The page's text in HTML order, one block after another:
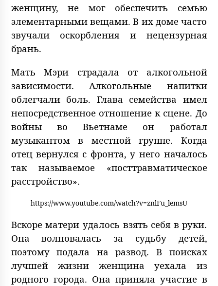
женщину, не мог обеспечить семью
элементарными вещами. В их доме часто
звучали оскорбления и нецензурная
брань.
Мать Мэри страдала от алкогольной
зависимости. Алкогольные напитки
облегчали боль. Глава семейства имел
непосредственное отношение к сцене. До
войны во Вьетнаме он работал
музыкантом в местной группе. Когда
отец вернулся с фронта, у него началось
так называемое «посттравматическое
расстройство».
https://www.youtube.com/watch?v=znlFu_lemsU
Вскоре матери удалось взять себя в руки.
Она волновалась за судьбу детей,
поэтому подала на развод. В поисках
лучшей жизни женщина уехала из
родного города. Она приняла участие в